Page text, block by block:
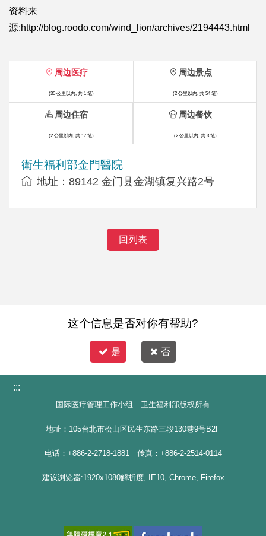
资料来
源:http://blog.roodo.com/wind_lion/archives/2194443.html
周边医疗
(30 公里以内, 共 1 笔)
衛生福利部金門醫院
地址：89142 金门县金湖镇复兴路2号
周边景点
(2 公里以内, 共 54 笔)
周边住宿
(2 公里以内, 共 17 笔)
周边餐饮
(2 公里以内, 共 3 笔)
回列表
这个信息是否对你有帮助?
是 否
:::
国际医疗管理工作小组 卫生福利部版权所有
地址：105台北市松山区民生东路三段130巷9号B2F
电话：+886-2-2718-1881 传真：+886-2-2514-0114
建议浏览器:1920x1080解析度, IE10, Chrome, Firefox